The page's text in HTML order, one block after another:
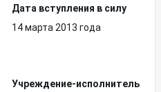
Дата вступления в силу
14 марта 2013 года
Учреждение-исполнитель